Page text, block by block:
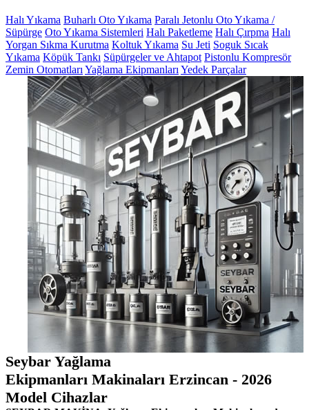
Halı Yıkama Buharlı Oto Yıkama Paralı Jetonlu Oto Yıkama /
Süpürge Oto Yıkama Sistemleri Halı Paketleme Halı Çırpma Halı
Yorgan Sıkma Kurutma Koltuk Yıkama Su Jeti Soguk Sıcak
Yıkama Köpük Tankı Süpürgeler ve Ahtapot Pistonlu Kompresör
Zemin Otomatları Yağlama Ekipmanları Yedek Parçalar
Seybar Yağlama
Ekipmanları Makinaları Erzincan - 2026
Model Cihazlar